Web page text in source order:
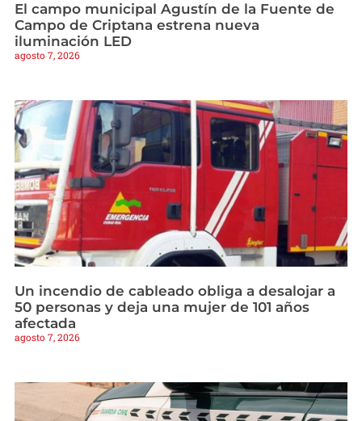
El campo municipal Agustín de la Fuente de
Campo de Criptana estrena nueva
iluminación LED
agosto 7, 2026
Un incendio de cableado obliga a desalojar a
50 personas y deja una mujer de 101 años
afectada
agosto 7, 2026